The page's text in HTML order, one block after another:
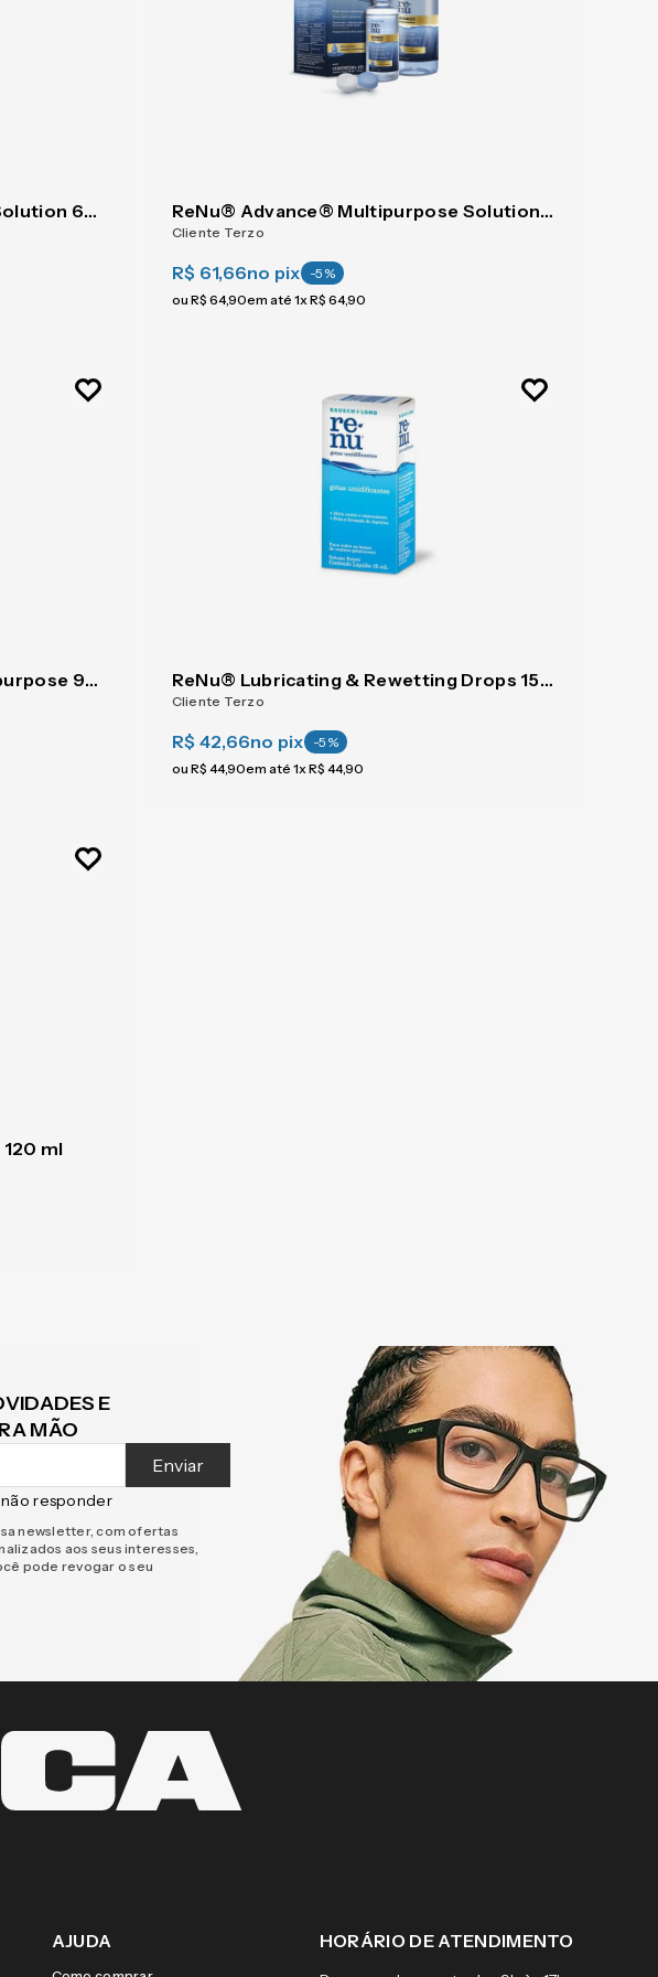
ReNu® Fresh® Multipurpose Solution 60 ml ReNu® Advance® Multipurpose Solution 475 ml
Cliente Terzo
R$ 61,66no pix -5 %
ou R$ 64,90em até 1xR$ 64,90
Opti-Free® PureMoist® Multipurpose 90 ml ReNu® Lubricating & Rewetting Drops 15 ml
Cliente Terzo
R$ 42,66no pix -5 %
ou R$ 44,90em até 1xR$ 44,90
ml
E
MÃO
Enviar
responder
newsletter, com ofertas
aos seus interesses,
pode revogar o seu
AJUDA HORÁRIO DE ATENDIMENTO